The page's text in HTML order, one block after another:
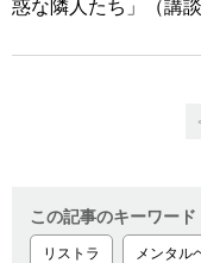
惑な隣人たち」（講
この記事のキーワード
リストラ メンタル